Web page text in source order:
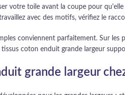
votre toile avant la coupe pour
avec des motifs, vérifiez le
conviennent parfaitement. Sur
coton enduit grande largeur
grande largeur